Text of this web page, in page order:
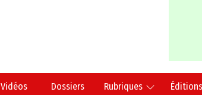
Vidéos Dossiers Rubriques